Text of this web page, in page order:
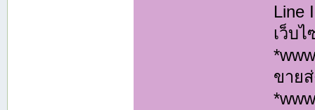
Line
เว็บไ
ขาย